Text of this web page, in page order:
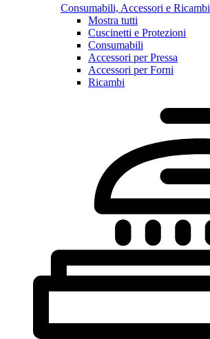
Consumabili, Accessori e Ricambi
Mostra tutti
Cuscinetti e Protezioni
Consumabili
Accessori per Pressa
Accessori per Forni
Ricambi